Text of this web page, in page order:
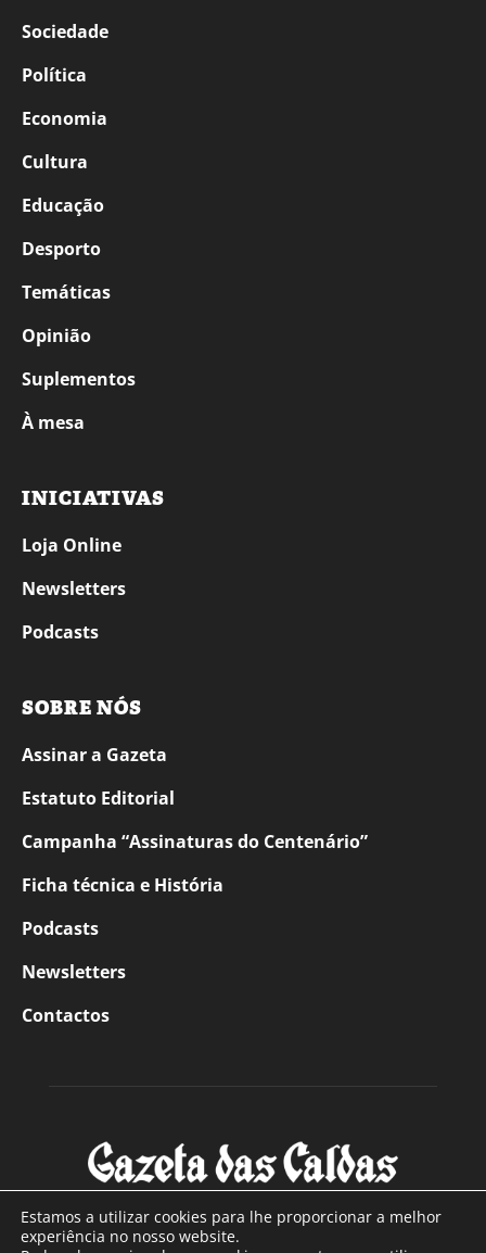
Sociedade
Política
Economia
Cultura
Educação
Desporto
Temáticas
Opinião
Suplementos
À mesa
INICIATIVAS
Loja Online
Newsletters
Podcasts
SOBRE NÓS
Assinar a Gazeta
Estatuto Editorial
Campanha “Assinaturas do Centenário”
Ficha técnica e História
Podcasts
Newsletters
Contactos
Estamos a utilizar cookies para lhe proporcionar a melhor
experiência no nosso website.